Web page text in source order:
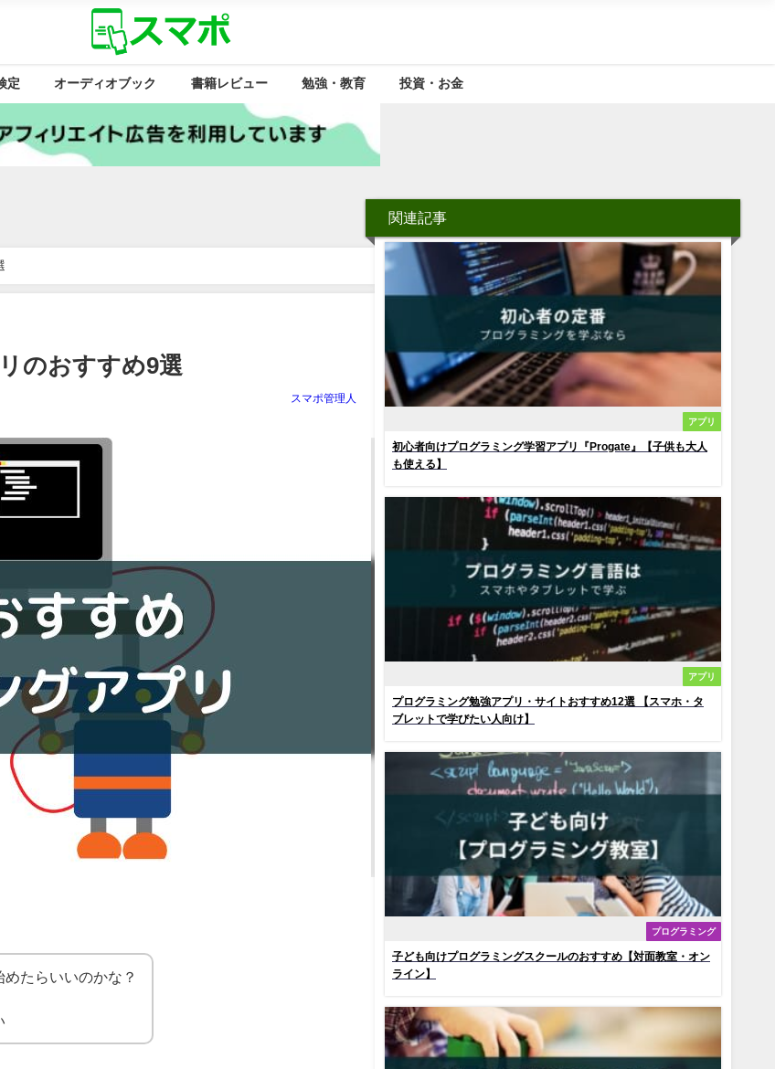
定 オーディオブック 書籍レビュー 勉強・教育 投資・お金
のおすすめ9選
スマポ管理人
たらいいのかな？
関連記事
アプリ
初心者向けプログラミング学習アプリ『Progate』【子供も大人
も使える】
アプリ
プログラミング勉強アプリ・サイトおすすめ12選 【スマホ・タ
ブレットで学びたい人向け】
プログラミング
子ども向けプログラミングスクールのおすすめ【対面教室・オン
ライン】